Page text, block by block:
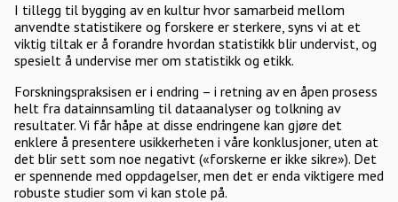
I tillegg til bygging av en kultur hvor samarbeid mellom
anvendte statistikere og forskere er sterkere, syns vi at et
viktig tiltak er å forandre hvordan statistikk blir undervist, og
spesielt å undervise mer om statistikk og etikk.
Forskningspraksisen er i endring – i retning av en åpen prosess
helt fra datainnsamling til dataanalyser og tolkning av
resultater. Vi får håpe at disse endringene kan gjøre det
enklere å presentere usikkerheten i våre konklusjoner, uten at
det blir sett som noe negativt («forskerne er ikke sikre»). Det
er spennende med oppdagelser, men det er enda viktigere med
robuste studier som vi kan stole på.